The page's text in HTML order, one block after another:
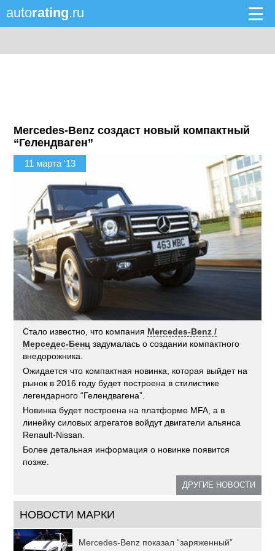
autorating.ru
Mercedes-Benz создаст новый компактный
“Гелендваген”
11 марта '13
Стало известно, что компания Mercedes-Benz /
Мерседес-Бенц задумалась о создании компактного
внедорожника.
Ожидается что компактная новинка, которая выйдет на
рынок в 2016 году будет построена в стилистике
легендарного “Гелендвагена”.
Новинка будет построена на платформе MFA, а в
линейку силовых агрегатов войдут двигатели альянса
Renault-Nissan.
Более детальная информация о новинке появится
позже.
ДРУГИЕ НОВОСТИ
НОВОСТИ МАРКИ
Mercedes-Benz показал “заряженный”